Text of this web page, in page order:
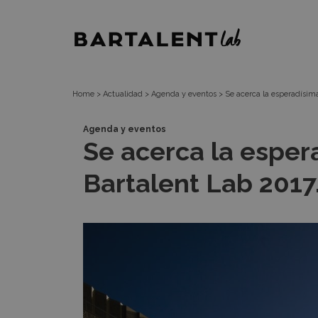
acerca
esperadísima
Bartalent
Home > Actualidad > Agenda y eventos > Se acerca la
Agenda y eventos
Se acerca la
Bartalent Lab